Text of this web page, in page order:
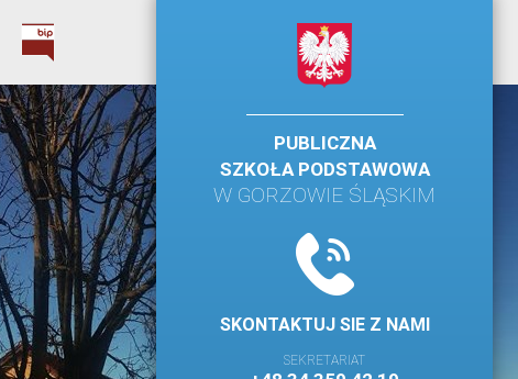
PUBLICZNA
SZKOŁA PODSTAWOWA
W GORZOWIE ŚLĄSKIM
SKONTAKTUJ SIE Z NAMI
SEKRETARIAT